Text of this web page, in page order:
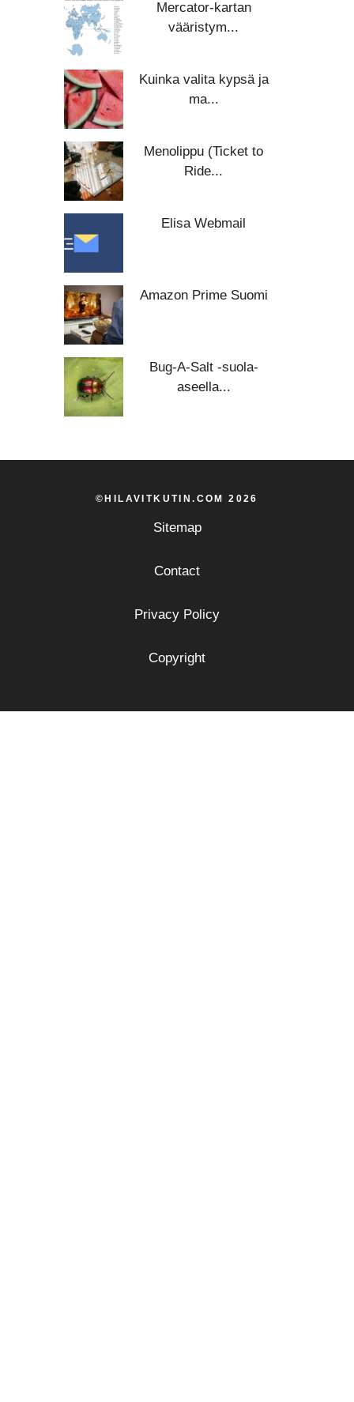
Mercator-kartan
vääristym...
Kuinka valita kypsä ja
ma...
Menolippu (Ticket to
Ride...
Elisa Webmail
Amazon Prime Suomi
Bug-A-Salt -suola-
aseella...
©HILAVITKUTIN.COM 2026
Sitemap
Contact
Privacy Policy
Copyright